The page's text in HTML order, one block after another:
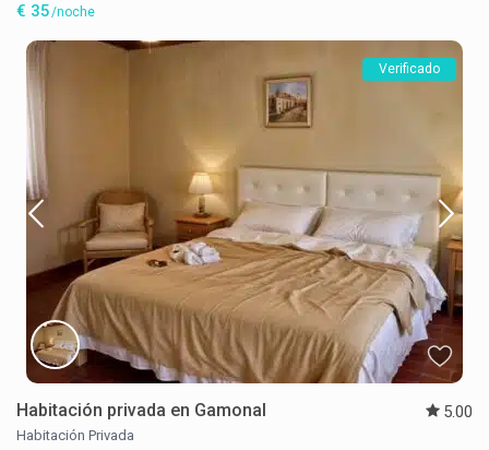
€ 35/noche
Verificado
Habitación privada en Gamonal 5.00
Habitación Privada